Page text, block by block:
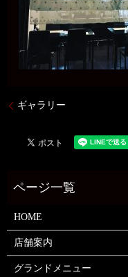
ギャラリー
HOME
店舗案内
グランドメニュー